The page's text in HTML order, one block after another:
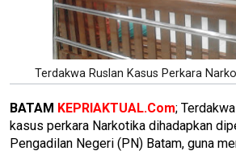
Terdakwa Ruslan Kasus Perkara
BATAM KEPRIAKTUAL.Com;
kasus perkara Narkotika dihadapkan
Pengadilan Negeri (PN) Batam, guna